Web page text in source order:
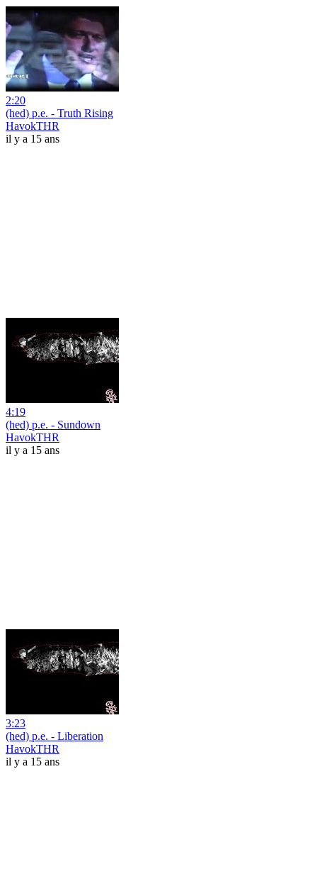
2:20
(hed) p.e. - Truth Rising
HavokTHR
il y a 15 ans
4:19
(hed) p.e. - Sundown
HavokTHR
il y a 15 ans
3:23
(hed) p.e. - Liberation
HavokTHR
il y a 15 ans